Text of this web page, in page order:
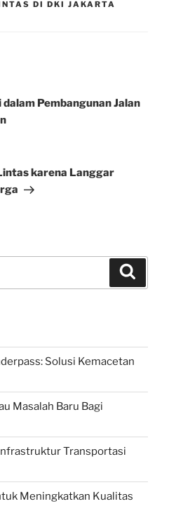
DI DKI JAKARTA
Pembangunan Jalan
karena Langgar
Solusi Kemacetan
Masalah Baru Bagi
Transportasi
Meningkatkan Kualitas